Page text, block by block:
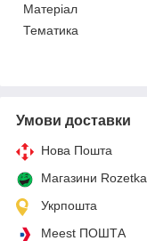
Матеріал
Тематика
Умови доставки
Нова Пошта
Магазини Rozetka
Укрпошта
Meest ПОШТА